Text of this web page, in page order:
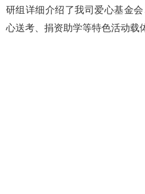
研组详细介绍了我司爱心基金
心送考、捐资助学等特色活动载